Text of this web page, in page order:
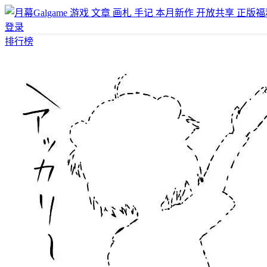
游戏 文章 画札 手记 本月新作 开放共享 正版
登录
排行榜